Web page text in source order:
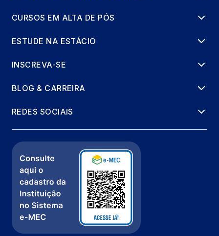
CURSOS EM ALTA DE PÓS
ESTUDE NA ESTÁCIO
INSCREVA-SE
BLOG & CARREIRA
REDES SOCIAIS